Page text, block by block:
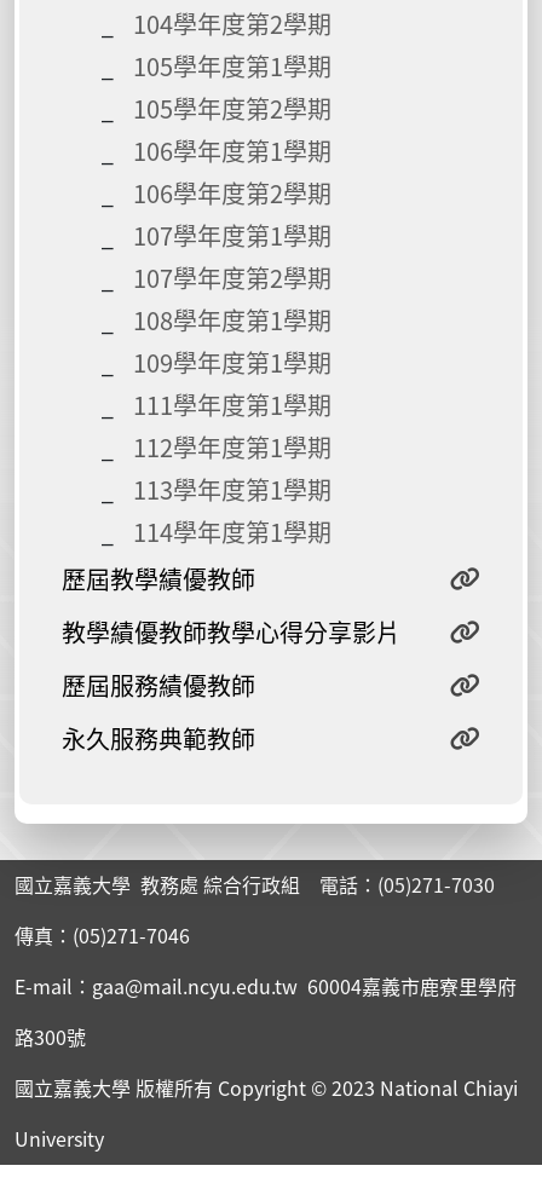
104學年度第2學期
105學年度第1學期
105學年度第2學期
106學年度第1學期
106學年度第2學期
107學年度第1學期
107學年度第2學期
108學年度第1學期
109學年度第1學期
111學年度第1學期
112學年度第1學期
113學年度第1學期
114學年度第1學期
歷屆教學績優教師
教學績優教師教學心得分享影片
歷屆服務績優教師
永久服務典範教師
國立嘉義大學 教務處 綜合行政組 電話：(05)271-7030
傳真：(05)271-7046
E-mail：gaa@mail.ncyu.edu.tw 60004嘉義市鹿寮里學府
路300號
國立嘉義大學 版權所有 Copyright © 2023 National Chiayi
University